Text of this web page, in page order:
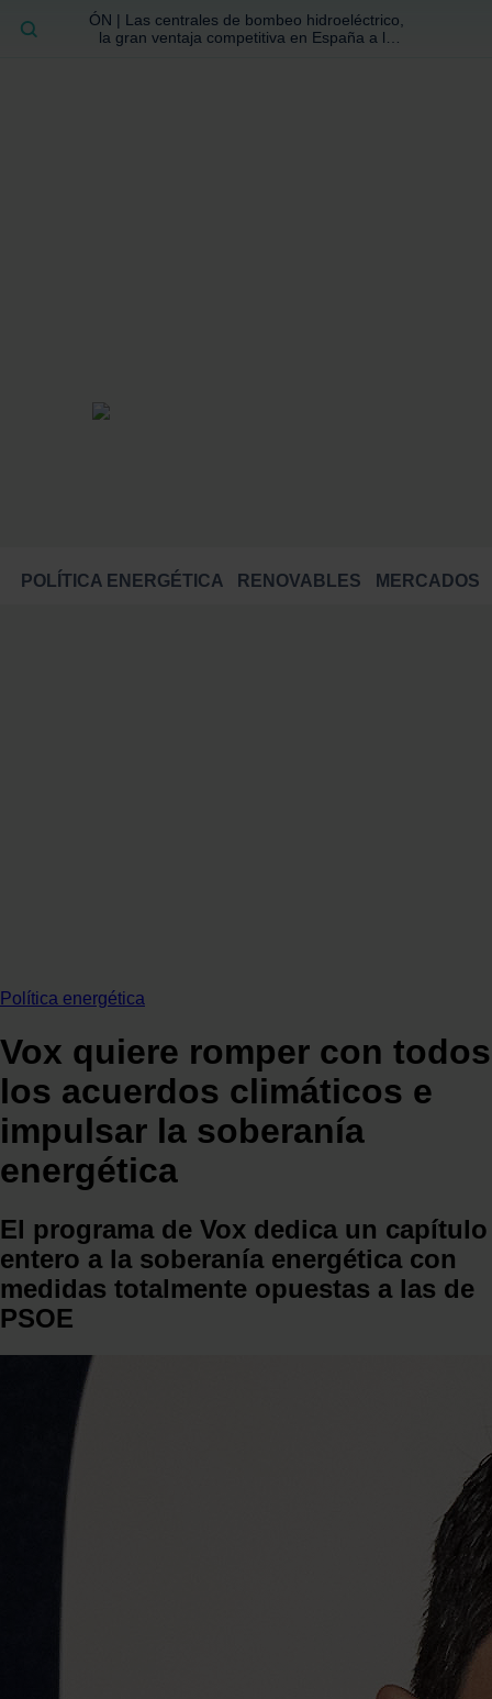
ÓN | Las centrales de bombeo hidroeléctrico,
la gran ventaja competitiva en España a la
POLÍTICA ENERGÉTICA RENOVABLES MERCADOS
BUSCAR
Política energética
Vox quiere romper con todos
los acuerdos climáticos e
impulsar la soberanía
energética
El programa de Vox dedica un capítulo
entero a la soberanía energética con
medidas totalmente opuestas a las de
PSOE